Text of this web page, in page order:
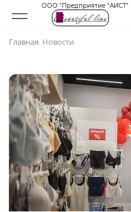
ООО "Предприятие "АИСТ"
Главная Новости